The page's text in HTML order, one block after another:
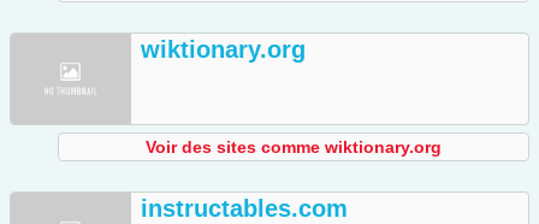
wiktionary.org
Voir des sites comme wiktionary.org
instructables.com